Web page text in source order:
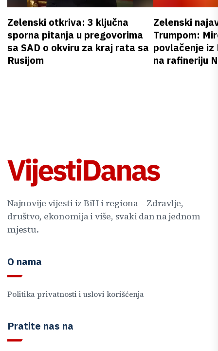
Zelenski otkriva: 3 ključna
sporna pitanja u pregovorima
sa SAD o okviru za kraj rata sa
Rusijom
Zelenski
Trumpom:
povlačenje iz
na rafineriju
Najnovije vijesti iz BiH i regiona – Zdravlje,
društvo, ekonomija i više, svaki dan na jednom
mjestu.
O nama
Politika privatnosti i uslovi korišćenja
Pratite nas na